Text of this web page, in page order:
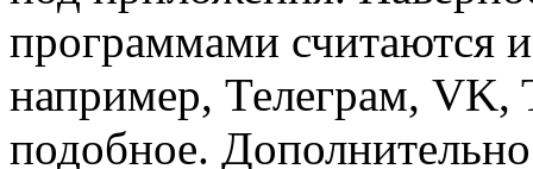
программами считаются
например, Телеграм, VK,
подобное.